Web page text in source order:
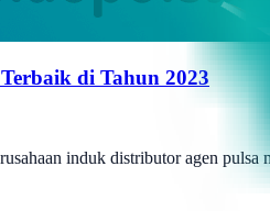
di Tahun 2023
induk distributor agen pulsa